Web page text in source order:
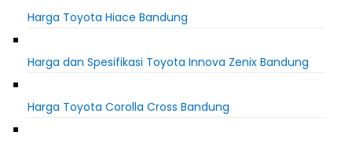
Harga Toyota Hiace Bandung
Harga dan Spesifikasi Toyota Innova Zenix Bandung
Harga Toyota Corolla Cross Bandung